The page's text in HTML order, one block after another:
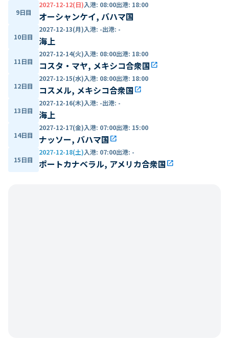
9日目
2027-12-12(日)入港: 08:00出港: 18:00
オーシャンケイ, バハマ国
10日目
2027-12-13(月)入港: -出港: -
海上
11日目
2027-12-14(火)入港: 08:00出港: 18:00
コスタ・マヤ, メキシコ合衆国open_in_new
12日目
2027-12-15(水)入港: 08:00出港: 18:00
コスメル, メキシコ合衆国open_in_new
13日目
2027-12-16(木)入港: -出港: -
海上
14日目
2027-12-17(金)入港: 07:00出港: 15:00
ナッソー, バハマ国open_in_new
15日目
2027-12-18(土)入港: 07:00出港: -
ポートカナベラル, アメリカ合衆国open_in_new